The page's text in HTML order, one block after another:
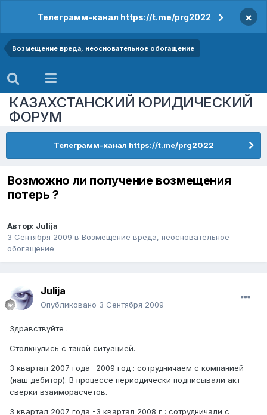
Телеграмм-канал https://t.me/prg2022 ×
Возмещение вреда, неосновательное обогащение
КАЗАХСТАНСКИЙ ЮРИДИЧЕСКИЙ
ФОРУМ
Телеграмм-канал https://t.me/prg2022
Возможно ли получение возмещения
потерь ?
Автор: Julija
3 Сентября 2009 в Возмещение вреда, неосновательное
обогащение
Julija
Опубликовано 3 Сентября 2009
Здравствуйте .
Столкнулись с такой ситуацией.
3 квартал 2007 года -2009 год : сотрудничаем с компанией
(наш дебитор). В процессе периодически подписывали акт
сверки взаиморасчетов.
3 квартал 2007 года -3 квартал 2008 г : сотрудничали с